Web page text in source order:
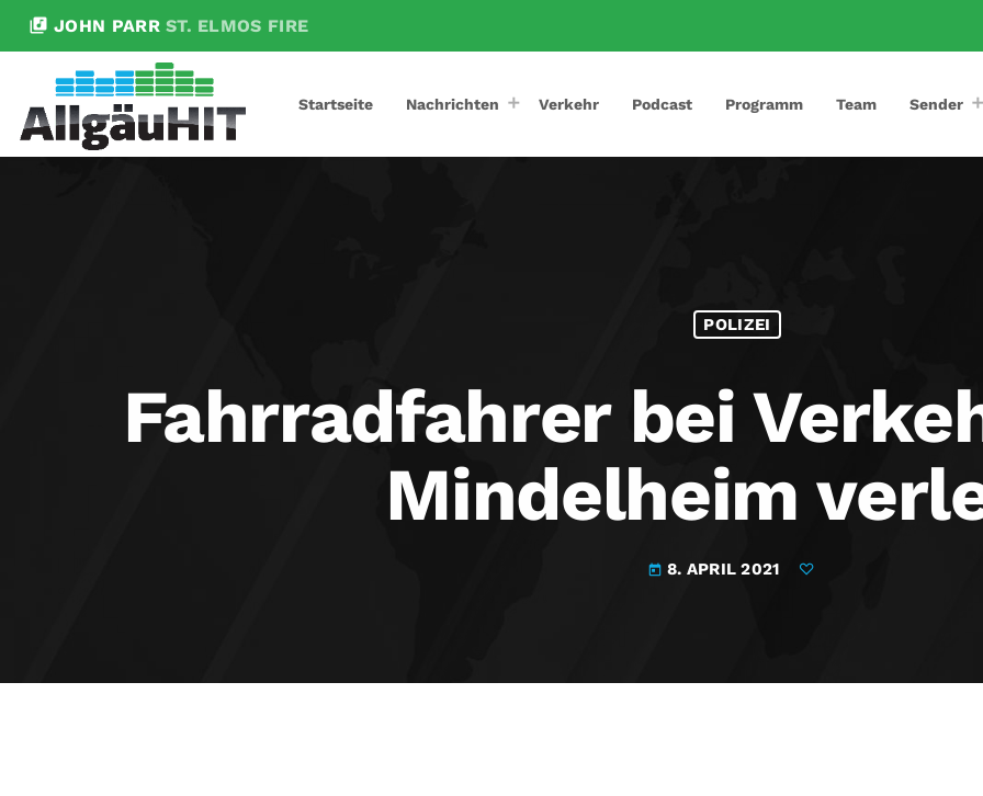
library_music JOHN PARR ST. ELMOS FIRE
Startseite Nachrichten Verkehr Podcast Programm Team Sender
POLIZEI
Fahrradfahrer bei
Mindelheim
today 8. APRIL 2021